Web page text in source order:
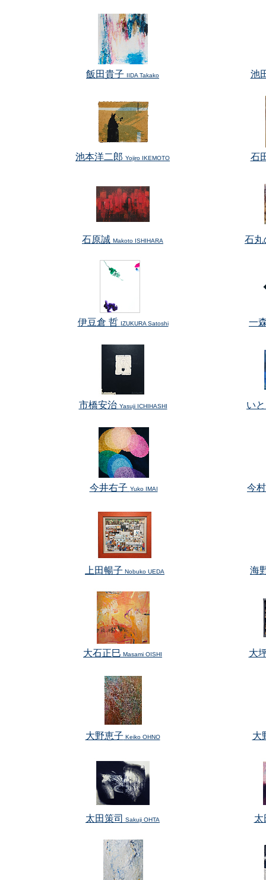
飯田貴子 IIDA Takako 池
池本洋二郎 Yojiro IKEMOTO 石
石原誠 Makoto ISHIHARA 石
伊豆倉 哲 IZUKURA Satoshi 一
市橋安治 Yasuji ICHIHASHI い
今井右子 Yuko IMAI 今
上田暢子 Nobuko UEDA 海
大石正巳 Masami OISHI 大
大野恵子 Keiko OHNO 大
太田策司 Sakuji OHTA 太